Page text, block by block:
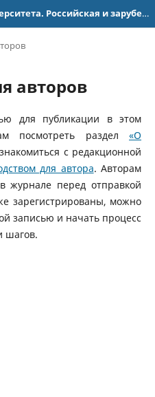
Вестник Пермского университета. Российская и зарубежная филология
авторов
для публикации в этом
посмотреть раздел«О
с редакционной
для автора. Авторам
в журнале перед отправкой
зарегистрированы, можно
записью и начать процесс
шагов.